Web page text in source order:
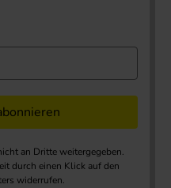
an Dritte weitergegeben.
durch einen Klick auf den
widerrufen.